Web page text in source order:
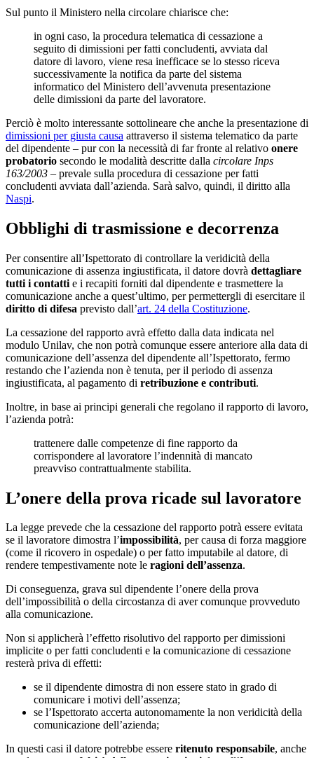
Sul punto il Ministero nella circolare chiarisce che:
in ogni caso, la procedura telematica di cessazione a
seguito di dimissioni per fatti concludenti, avviata dal
datore di lavoro, viene resa inefficace se lo stesso riceva
successivamente la notifica da parte del sistema
informatico del Ministero dell’avvenuta presentazione
delle dimissioni da parte del lavoratore.
Perciò è molto interessante sottolineare che anche la presentazione di
dimissioni per giusta causa attraverso il sistema telematico da parte
del dipendente – pur con la necessità di far fronte al relativo onere
probatorio secondo le modalità descritte dalla circolare Inps
163/2003 – prevale sulla procedura di cessazione per fatti
concludenti avviata dall’azienda. Sarà salvo, quindi, il diritto alla
Naspi.
Obblighi di trasmissione e decorrenza
Per consentire all’Ispettorato di controllare la veridicità della
comunicazione di assenza ingiustificata, il datore dovrà dettagliare
tutti i contatti e i recapiti forniti dal dipendente e trasmettere la
comunicazione anche a quest’ultimo, per permettergli di esercitare il
diritto di difesa previsto dall’art. 24 della Costituzione.
La cessazione del rapporto avrà effetto dalla data indicata nel
modulo Unilav, che non potrà comunque essere anteriore alla data di
comunicazione dell’assenza del dipendente all’Ispettorato, fermo
restando che l’azienda non è tenuta, per il periodo di assenza
ingiustificata, al pagamento di retribuzione e contributi.
Inoltre, in base ai principi generali che regolano il rapporto di lavoro,
l’azienda potrà:
trattenere dalle competenze di fine rapporto da
corrispondere al lavoratore l’indennità di mancato
preavviso contrattualmente stabilita.
L’onere della prova ricade sul lavoratore
La legge prevede che la cessazione del rapporto potrà essere evitata
se il lavoratore dimostra l’impossibilità, per causa di forza maggiore
(come il ricovero in ospedale) o per fatto imputabile al datore, di
rendere tempestivamente note le ragioni dell’assenza.
Di conseguenza, grava sul dipendente l’onere della prova
dell’impossibilità o della circostanza di aver comunque provveduto
alla comunicazione.
Non si applicherà l’effetto risolutivo del rapporto per dimissioni
implicite o per fatti concludenti e la comunicazione di cessazione
resterà priva di effetti:
se il dipendente dimostra di non essere stato in grado di
comunicare i motivi dell’assenza;
se l’Ispettorato accerta autonomamente la non veridicità della
comunicazione dell’azienda;
In questi casi il datore potrebbe essere ritenuto responsabile, anche